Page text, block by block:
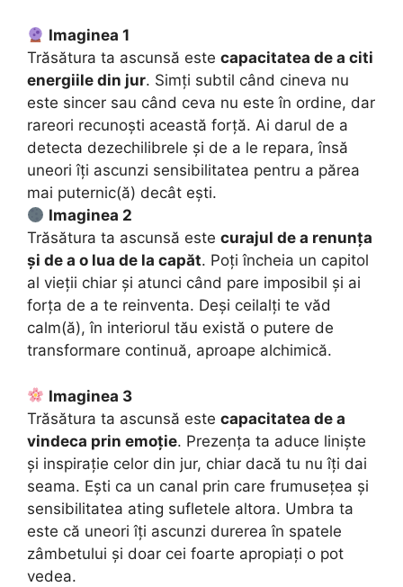
Imaginea 1
Trăsătura ta ascunsă este capacitatea de a citi
energiile din jur. Simți subtil când cineva nu
este sincer sau când ceva nu este în ordine, dar
rareori recunoști această forță. Ai darul de a
detecta dezechilibrele și de a le repara, însă
uneori îți ascunzi sensibilitatea pentru a părea
mai puternic(ă) decât ești.
Imaginea 2
Trăsătura ta ascunsă este curajul de a renunța
și de a o lua de la capăt. Poți încheia un capitol
al vieții chiar și atunci când pare imposibil și ai
forța de a te reinventa. Deși ceilalți te văd
calm(ă), în interiorul tău există o putere de
transformare continuă, aproape alchimică.
Imaginea 3
Trăsătura ta ascunsă este capacitatea de a
vindeca prin emoție. Prezența ta aduce liniște
și inspirație celor din jur, chiar dacă tu nu îți dai
seama. Ești ca un canal prin care frumusețea și
sensibilitatea ating sufletele altora. Umbra ta
este că uneori îți ascunzi durerea în spatele
zâmbetului și doar cei foarte apropiați o pot
vedea.